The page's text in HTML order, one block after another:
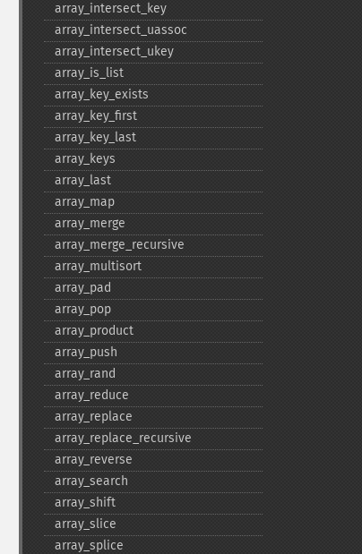
array_​intersect_​key
array_​intersect_​uassoc
array_​intersect_​ukey
array_​is_​list
array_​key_​exists
array_​key_​first
array_​key_​last
array_​keys
array_​last
array_​map
array_​merge
array_​merge_​recursive
array_​multisort
array_​pad
array_​pop
array_​product
array_​push
array_​rand
array_​reduce
array_​replace
array_​replace_​recursive
array_​reverse
array_​search
array_​shift
array_​slice
array_​splice